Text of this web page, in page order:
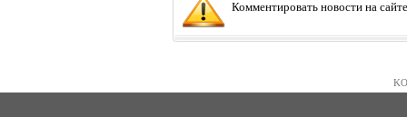
Комментировать новости на